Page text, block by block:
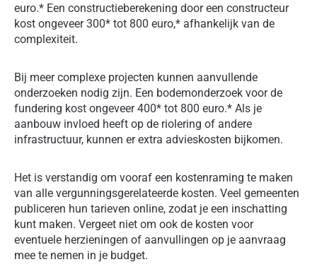
euro.* Een constructieberekening door een constructeur
kost ongeveer 300* tot 800 euro,* afhankelijk van de
complexiteit.
Bij meer complexe projecten kunnen aanvullende
onderzoeken nodig zijn. Een bodemonderzoek voor de
fundering kost ongeveer 400* tot 800 euro.* Als je
aanbouw invloed heeft op de riolering of andere
infrastructuur, kunnen er extra advieskosten bijkomen.
Het is verstandig om vooraf een kostenraming te maken
van alle vergunningsgerelateerde kosten. Veel gemeenten
publiceren hun tarieven online, zodat je een inschatting
kunt maken. Vergeet niet om ook de kosten voor
eventuele herzieningen of aanvullingen op je aanvraag
mee te nemen in je budget.